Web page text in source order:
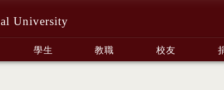
University
學生 教職 校友